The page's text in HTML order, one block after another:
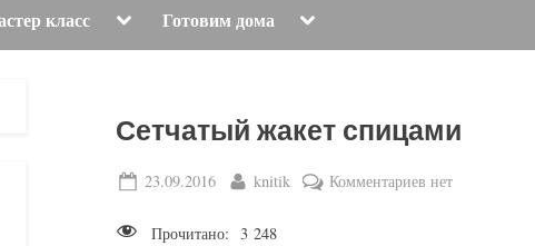
т
о
в
е
с
описанием
и
класс Toggle
menu
Готовим дома Toggle
menu
Сетчатый жакет спицами
Posted
23.09.2016 By
knitik Комментариев кнет
Прочитано: 3 248